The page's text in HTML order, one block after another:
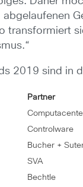
transformiert
2019 sind in
Partner
Controlware
Bucher +
SVA
Bechtle